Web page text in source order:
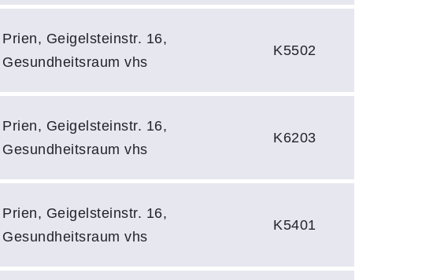
Prien, Geigelsteinstr. 16,
Gesundheitsraum vhs
K5502
Prien, Geigelsteinstr. 16,
Gesundheitsraum vhs
K6203
Prien, Geigelsteinstr. 16,
Gesundheitsraum vhs
K5401